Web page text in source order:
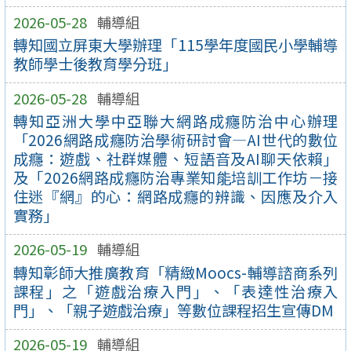
2026-05-28 輔導組
轉知國立屏東大學辦理「115學年度國民小學輔導
教師學士後教育學分班」
2026-05-28 輔導組
轉知亞洲大學中亞聯大網路成癮防治中心辦理
「2026網路成癮防治學術研討會—AI世代的數位
成癮：遊戲、社群媒體、短語音及AI聊天依賴」
及「2026網路成癮防治專業知能培訓工作坊－接
住迷『網』的心：網路成癮的辨識、因應及介入
實務」
2026-05-19 輔導組
轉知彰師大推廣教育「精緻Moocs-輔導諮商系列
課程」之「遊戲治療入門」、「表達性治療入
門」、「親子遊戲治療」等數位課程招生宣傳DM
2026-05-19 輔導組